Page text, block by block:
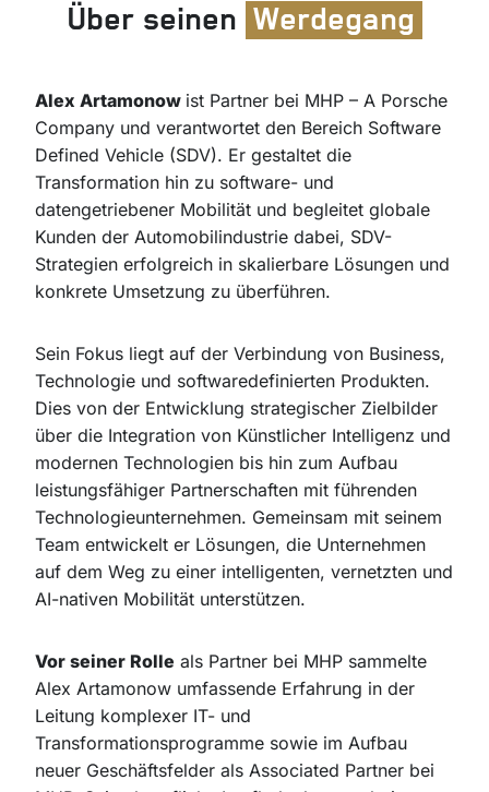
Über seinen Werdegang
Alex Artamonow ist Partner bei MHP – A Porsche
Company und verantwortet den Bereich Software
Defined Vehicle (SDV). Er gestaltet die
Transformation hin zu software- und
datengetriebener Mobilität und begleitet globale
Kunden der Automobilindustrie dabei, SDV-
Strategien erfolgreich in skalierbare Lösungen und
konkrete Umsetzung zu überführen.
Sein Fokus liegt auf der Verbindung von Business,
Technologie und softwaredefinierten Produkten.
Dies von der Entwicklung strategischer Zielbilder
über die Integration von Künstlicher Intelligenz und
modernen Technologien bis hin zum Aufbau
leistungsfähiger Partnerschaften mit führenden
Technologieunternehmen. Gemeinsam mit seinem
Team entwickelt er Lösungen, die Unternehmen
auf dem Weg zu einer intelligenten, vernetzten und
AI-nativen Mobilität unterstützen.
Vor seiner Rolle als Partner bei MHP sammelte
Alex Artamonow umfassende Erfahrung in der
Leitung komplexer IT- und
Transformationsprogramme sowie im Aufbau
neuer Geschäftsfelder als Associated Partner bei